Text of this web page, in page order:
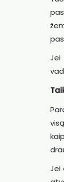
Jei
Jei